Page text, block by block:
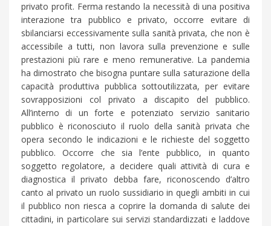
privato profit. Ferma restando la necessità di una positiva
interazione tra pubblico e privato, occorre evitare di
sbilanciarsi eccessivamente sulla sanità privata, che non è
accessibile a tutti, non lavora sulla prevenzione e sulle
prestazioni più rare e meno remunerative. La pandemia
ha dimostrato che bisogna puntare sulla saturazione della
capacità produttiva pubblica sottoutilizzata, per evitare
sovrapposizioni col privato a discapito del pubblico.
All’interno di un forte e potenziato servizio sanitario
pubblico è riconosciuto il ruolo della sanità privata che
opera secondo le indicazioni e le richieste del soggetto
pubblico. Occorre che sia l’ente pubblico, in quanto
soggetto regolatore, a decidere quali attività di cura e
diagnostica il privato debba fare, riconoscendo d’altro
canto al privato un ruolo sussidiario in quegli ambiti in cui
il pubblico non riesca a coprire la domanda di salute dei
cittadini, in particolare sui servizi standardizzati e laddove